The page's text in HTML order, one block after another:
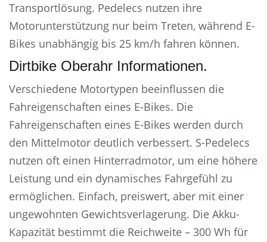
Transportlösung. Pedelecs nutzen ihre
Motorunterstützung nur beim Treten, während E-
Bikes unabhängig bis 25 km/h fahren können.
Dirtbike Oberahr Informationen.
Verschiedene Motortypen beeinflussen die
Fahreigenschaften eines E-Bikes. Die
Fahreigenschaften eines E-Bikes werden durch
den Mittelmotor deutlich verbessert. S-Pedelecs
nutzen oft einen Hinterradmotor, um eine höhere
Leistung und ein dynamisches Fahrgefühl zu
ermöglichen. Einfach, preiswert, aber mit einer
ungewohnten Gewichtsverlagerung. Die Akku-
Kapazität bestimmt die Reichweite – 300 Wh für